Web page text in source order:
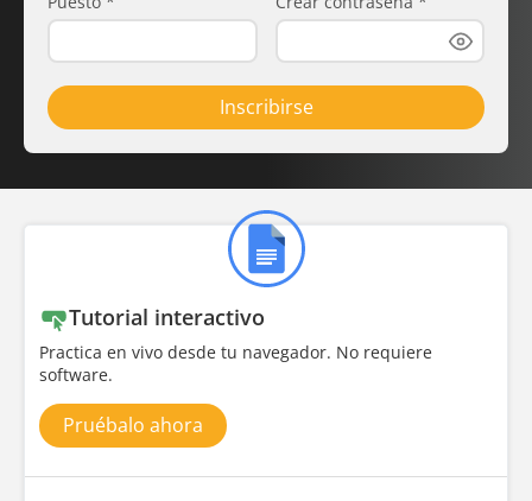
Inscribirse
Tutorial interactivo
Practica en vivo desde tu navegador. No requiere
software.
Pruébalo ahora